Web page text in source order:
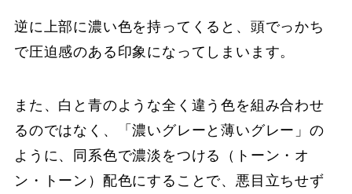
逆に上部に濃い色を持ってくると、頭でっかち
で圧迫感のある印象になってしまいます。
また、白と青のような全く違う色を組み合わせ
るのではなく、「濃いグレーと薄いグレー」の
ように、同系色で濃淡をつける（トーン・オ
ン・トーン）配色にすることで、悪目立ちせず